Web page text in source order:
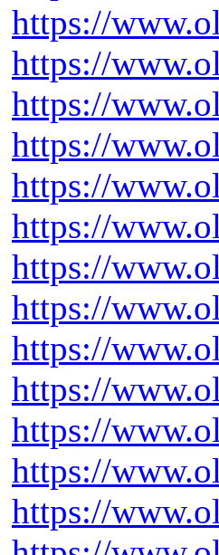
https://
https://
https://
https://
https://
https://
https://
https://
https://
https://
https://
https://
https://